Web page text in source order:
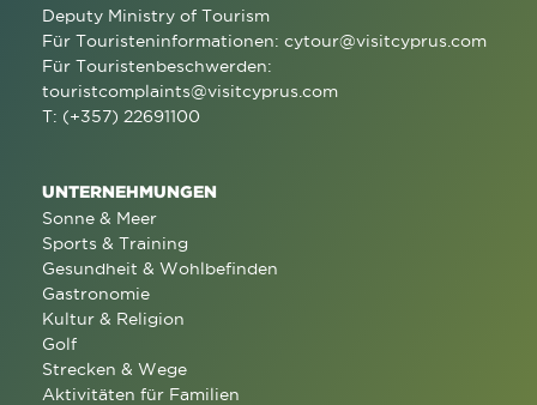
Deputy Ministry of Tourism
Für Touristeninformationen: cytour@visitcyprus.com
Für Touristenbeschwerden:
touristcomplaints@visitcyprus.com
T: (+357) 22691100
UNTERNEHMUNGEN
Sonne & Meer
Sports & Training
Gesundheit & Wohlbefinden
Gastronomie
Kultur & Religion
Golf
Strecken & Wege
Aktivitäten für Familien